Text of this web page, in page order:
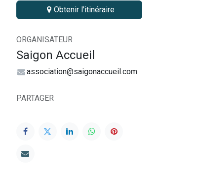
Obtenir l'itinéraire
ORGANISATEUR
Saigon Accueil
association@saigonaccueil.com
PARTAGER